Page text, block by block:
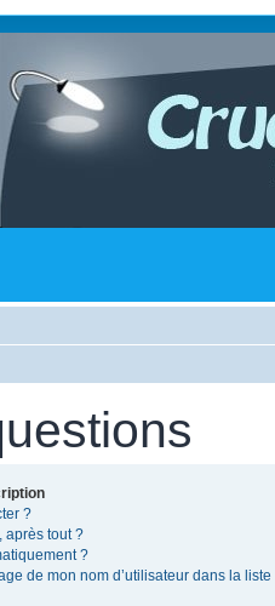
?
après tout ?
?
de mon nom d’utilisateur dans la liste